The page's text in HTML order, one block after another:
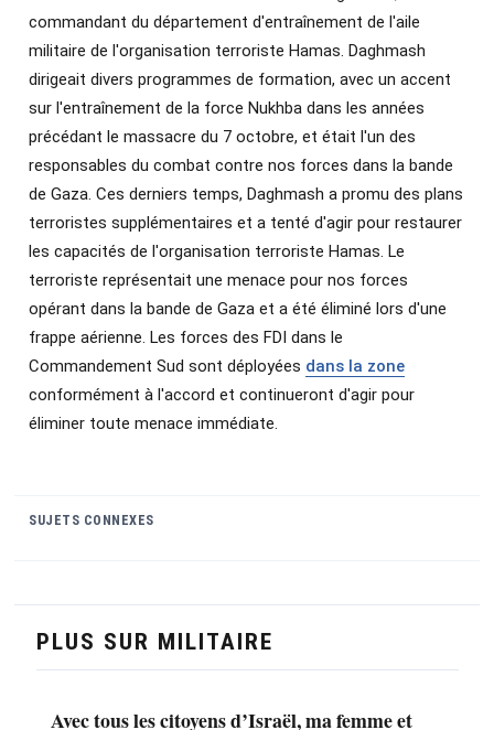
commandant du département d'entraînement de l'aile
militaire de l'organisation terroriste Hamas. Daghmash
dirigeait divers programmes de formation, avec un accent
sur l'entraînement de la force Nukhba dans les années
précédant le massacre du 7 octobre, et était l'un des
responsables du combat contre nos forces dans la bande
de Gaza. Ces derniers temps, Daghmash a promu des plans
terroristes supplémentaires et a tenté d'agir pour restaurer
les capacités de l'organisation terroriste Hamas. Le
terroriste représentait une menace pour nos forces
opérant dans la bande de Gaza et a été éliminé lors d'une
frappe aérienne. Les forces des FDI dans le
Commandement Sud sont déployées dans la zone
conformément à l'accord et continueront d'agir pour
éliminer toute menace immédiate.
SUJETS CONNEXES
PLUS SUR MILITAIRE
Avec tous les citoyens d’Israël, ma femme et